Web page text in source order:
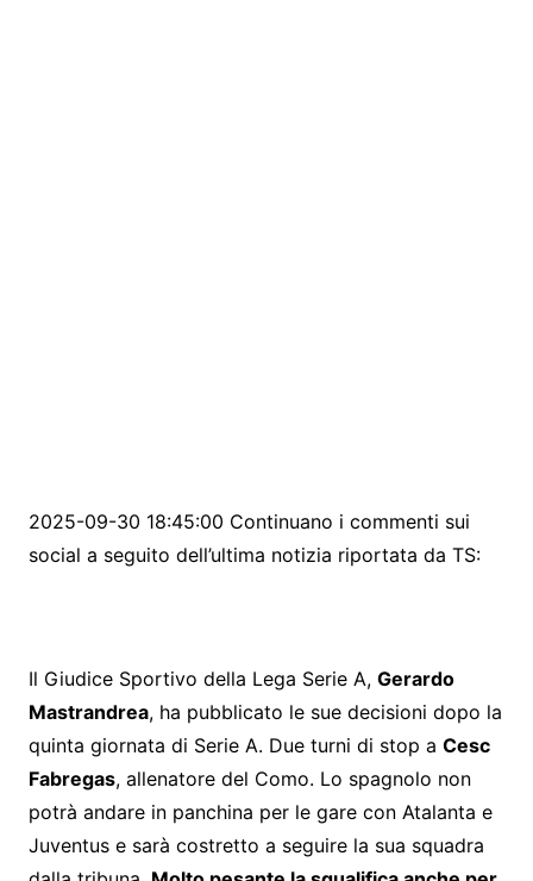
2025-09-30 18:45:00 Continuano i commenti sui
social a seguito dell’ultima notizia riportata da TS:
Il Giudice Sportivo della Lega Serie A, Gerardo
Mastrandrea, ha pubblicato le sue decisioni dopo la
quinta giornata di Serie A. Due turni di stop a Cesc
Fabregas, allenatore del Como. Lo spagnolo non
potrà andare in panchina per le gare con Atalanta e
Juventus e sarà costretto a seguire la sua squadra